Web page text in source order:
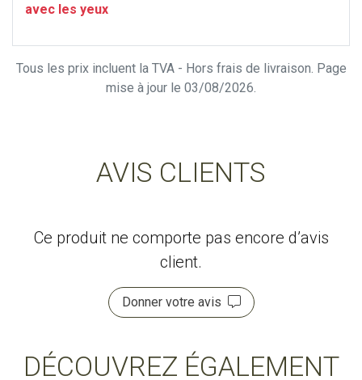
avec les yeux
Tous les prix incluent la TVA - Hors frais de livraison. Page
mise à jour le 03/08/2026.
AVIS CLIENTS
Ce produit ne comporte pas encore d’avis
client.
Donner votre avis
DÉCOUVREZ ÉGALEMENT